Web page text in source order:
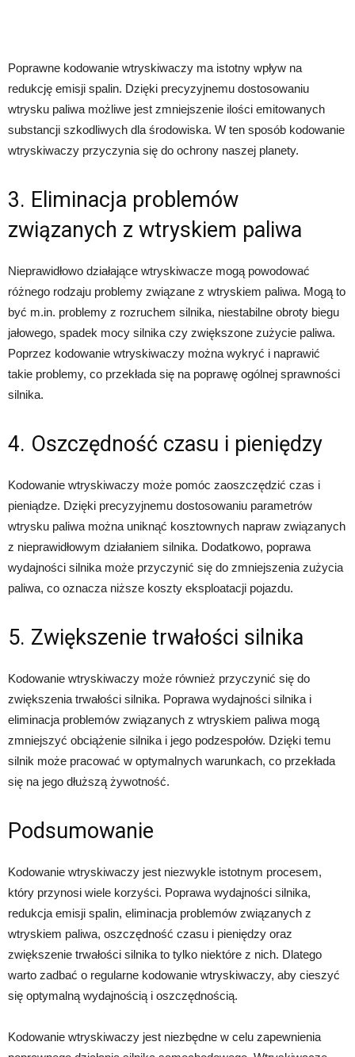
Poprawne kodowanie wtryskiwaczy ma istotny wpływ na
redukcję emisji spalin. Dzięki precyzyjnemu dostosowaniu
wtrysku paliwa możliwe jest zmniejszenie ilości emitowanych
substancji szkodliwych dla środowiska. W ten sposób kodowanie
wtryskiwaczy przyczynia się do ochrony naszej planety.
3. Eliminacja problemów
związanych z wtryskiem paliwa
Nieprawidłowo działające wtryskiwacze mogą powodować
różnego rodzaju problemy związane z wtryskiem paliwa. Mogą to
być m.in. problemy z rozruchem silnika, niestabilne obroty biegu
jałowego, spadek mocy silnika czy zwiększone zużycie paliwa.
Poprzez kodowanie wtryskiwaczy można wykryć i naprawić
takie problemy, co przekłada się na poprawę ogólnej sprawności
silnika.
4. Oszczędność czasu i pieniędzy
Kodowanie wtryskiwaczy może pomóc zaoszczędzić czas i
pieniądze. Dzięki precyzyjnemu dostosowaniu parametrów
wtrysku paliwa można uniknąć kosztownych napraw związanych
z nieprawidłowym działaniem silnika. Dodatkowo, poprawa
wydajności silnika może przyczynić się do zmniejszenia zużycia
paliwa, co oznacza niższe koszty eksploatacji pojazdu.
5. Zwiększenie trwałości silnika
Kodowanie wtryskiwaczy może również przyczynić się do
zwiększenia trwałości silnika. Poprawa wydajności silnika i
eliminacja problemów związanych z wtryskiem paliwa mogą
zmniejszyć obciążenie silnika i jego podzespołów. Dzięki temu
silnik może pracować w optymalnych warunkach, co przekłada
się na jego dłuższą żywotność.
Podsumowanie
Kodowanie wtryskiwaczy jest niezwykle istotnym procesem,
który przynosi wiele korzyści. Poprawa wydajności silnika,
redukcja emisji spalin, eliminacja problemów związanych z
wtryskiem paliwa, oszczędność czasu i pieniędzy oraz
zwiększenie trwałości silnika to tylko niektóre z nich. Dlatego
warto zadbać o regularne kodowanie wtryskiwaczy, aby cieszyć
się optymalną wydajnością i oszczędnością.
Kodowanie wtryskiwaczy jest niezbędne w celu zapewnienia